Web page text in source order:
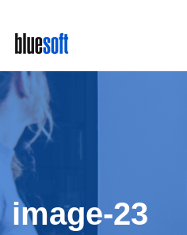
main
content
image-23